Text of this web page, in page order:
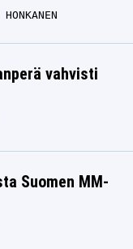
vahvisti
Suomen MM-